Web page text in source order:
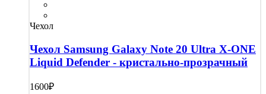
Чехол
Чехол Samsung Galaxy Note 20 Ultra X-ONE
Liquid Defender - кристально-прозрачный
1600₽